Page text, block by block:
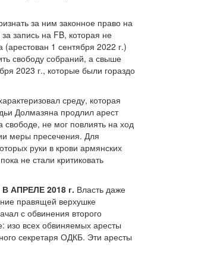
за ним законное право на
запись на FB, которая не
1 сентября 2022 г.)
свободу собраний, а свыше
2023 г., которые были гораздо
среду, которая
Долмазяна продлил арест
не мог повлиять на ход
меры пресечения. Для
руки в крови армянских
не стали критиковать
АПРЕЛЕ 2018 г. Власть даже
правящей верхушке
с обвинения второго
изо всех обвиняемых аресты
секретаря ОДКБ. Эти аресты